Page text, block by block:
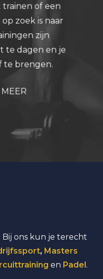
of een
zoek is naar
zijn
te dagen en je
te brengen.
MEER
Bij ons kun je terecht
, Masters
en Padel .